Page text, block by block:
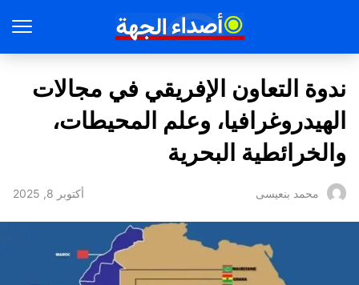
ندوة التعاون الإفريقي في مجالات
الهيدروغرافيا، وعلم المحيطات،
والخرائطية البحرية
محمد بنعيسى أكتوبر 8, 2025